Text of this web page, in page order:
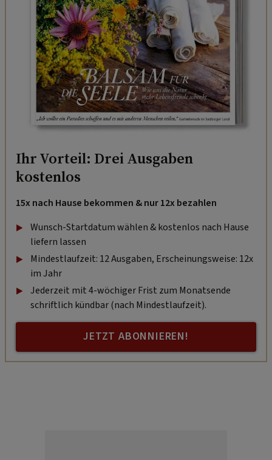
Ihr Vorteil: Drei Ausgaben
kostenlos
15x nach Hause bekommen & nur 12x bezahlen
Wunsch-Startdatum wählen & kostenlos nach Hause
liefern lassen
Mindestlaufzeit: 12 Ausgaben, Erscheinungsweise: 12x
im Jahr
Jederzeit mit 4-wöchiger Frist zum Monatsende
schriftlich kündbar (nach Mindestlaufzeit).
JETZT ABONNIEREN!